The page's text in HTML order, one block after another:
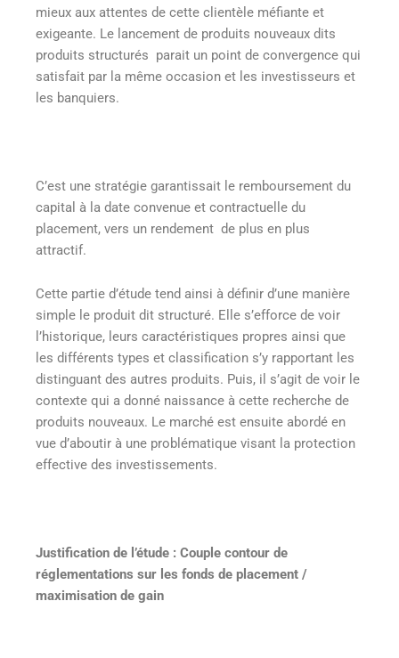
mieux aux attentes de cette clientèle méfiante et
exigeante. Le lancement de produits nouveaux dits
produits structurés parait un point de convergence qui
satisfait par la même occasion et les investisseurs et
les banquiers.
C’est une stratégie garantissait le remboursement du
capital à la date convenue et contractuelle du
placement, vers un rendement de plus en plus
attractif.
Cette partie d’étude tend ainsi à définir d’une manière
simple le produit dit structuré. Elle s’efforce de voir
l’historique, leurs caractéristiques propres ainsi que
les différents types et classification s’y rapportant les
distinguant des autres produits. Puis, il s’agit de voir le
contexte qui a donné naissance à cette recherche de
produits nouveaux. Le marché est ensuite abordé en
vue d’aboutir à une problématique visant la protection
effective des investissements.
Justification de l’étude : Couple contour de
réglementations sur les fonds de placement /
maximisation de gain